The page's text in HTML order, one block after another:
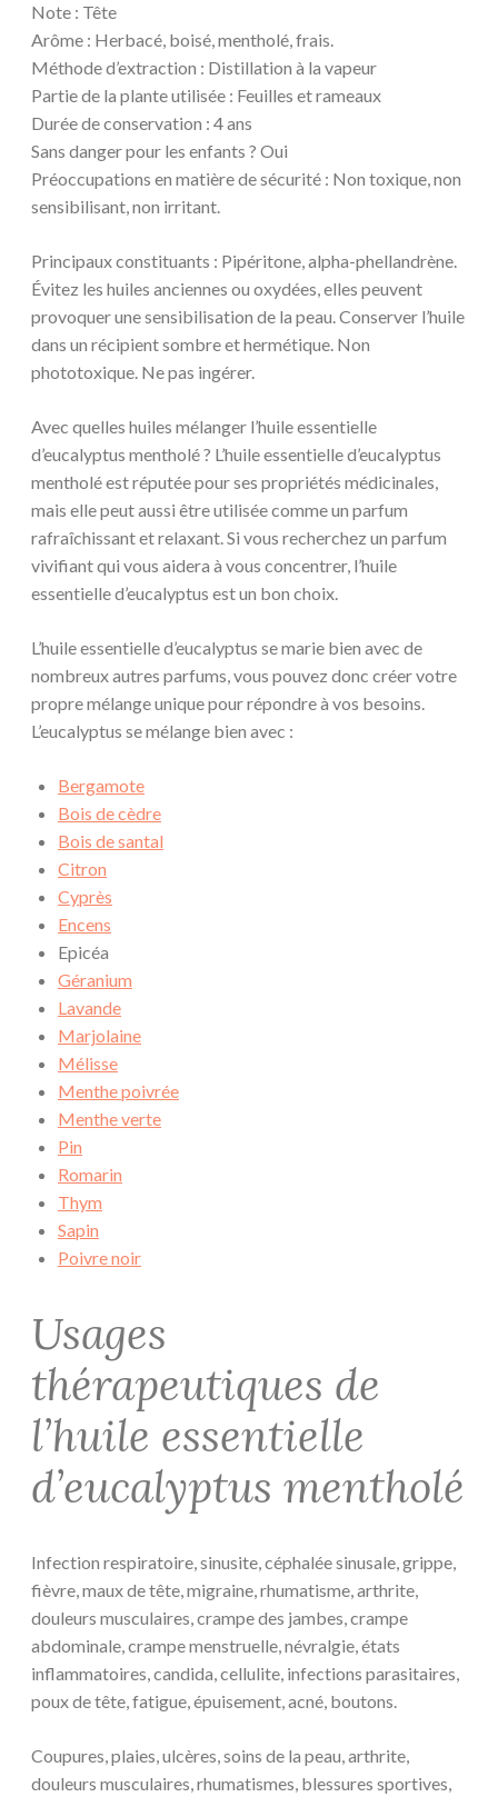
Note : Tête
Arôme : Herbacé, boisé, mentholé, frais.
Méthode d’extraction : Distillation à la vapeur
Partie de la plante utilisée : Feuilles et rameaux
Durée de conservation : 4 ans
Sans danger pour les enfants ? Oui
Préoccupations en matière de sécurité : Non toxique, non
sensibilisant, non irritant.
Principaux constituants : Pipéritone, alpha-phellandrène.
Évitez les huiles anciennes ou oxydées, elles peuvent
provoquer une sensibilisation de la peau. Conserver l’huile
dans un récipient sombre et hermétique. Non
phototoxique. Ne pas ingérer.
Avec quelles huiles mélanger l’huile essentielle
d’eucalyptus mentholé ? L’huile essentielle d’eucalyptus
mentholé est réputée pour ses propriétés médicinales,
mais elle peut aussi être utilisée comme un parfum
rafraîchissant et relaxant. Si vous recherchez un parfum
vivifiant qui vous aidera à vous concentrer, l’huile
essentielle d’eucalyptus est un bon choix.
L’huile essentielle d’eucalyptus se marie bien avec de
nombreux autres parfums, vous pouvez donc créer votre
propre mélange unique pour répondre à vos besoins.
L’eucalyptus se mélange bien avec :
Bergamote
Bois de cèdre
Bois de santal
Citron
Cyprès
Encens
Epicéa
Géranium
Lavande
Marjolaine
Mélisse
Menthe poivrée
Menthe verte
Pin
Romarin
Thym
Sapin
Poivre noir
Usages
thérapeutiques de
l’huile essentielle
d’eucalyptus mentholé
Infection respiratoire, sinusite, céphalée sinusale, grippe,
fièvre, maux de tête, migraine, rhumatisme, arthrite,
douleurs musculaires, crampe des jambes, crampe
abdominale, crampe menstruelle, névralgie, états
inflammatoires, candida, cellulite, infections parasitaires,
poux de tête, fatigue, épuisement, acné, boutons.
Coupures, plaies, ulcères, soins de la peau, arthrite,
douleurs musculaires, rhumatismes, blessures sportives,